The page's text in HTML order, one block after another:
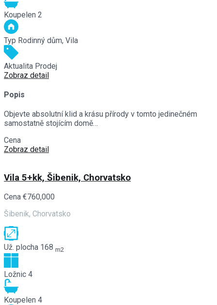
Koupelen 2
Typ Rodinný dům, Vila
Aktualita Prodej
Zobraz detail
Popis
Objevte absolutní klid a krásu přírody v tomto jedinečném
samostatně stojícím domě…
Cena
Zobraz detail
Vila 5+kk, Šibenik, Chorvatsko
Cena €760,000
Šibenik, Chorvatsko
Už. plocha 168 m2
Ložnic 4
Koupelen 4